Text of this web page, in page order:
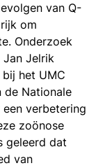
van Q-
om
Onderzoek
Jan Jelrik
het UMC
de Nationale
verbetering
zoönose
geleerd dat
van